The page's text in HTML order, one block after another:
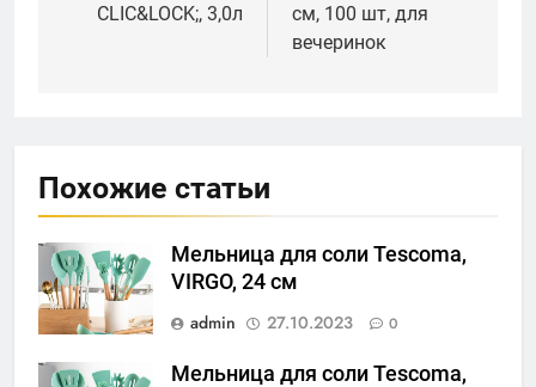
CLIC&LOCK;, 3,0л
см, 100 шт, для
вечеринок
Похожие статьи
Мельница для соли Tescoma,
VIRGO, 24 cм
admin
27.10.2023 0
Мельница для соли Tescoma,